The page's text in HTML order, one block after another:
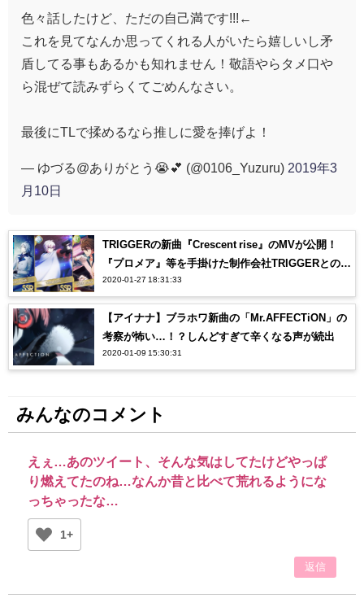
色々話したけど、ただの自己満です!!!←
これを見てなんか思ってくれる人がいたら嬉しいし矛
盾してる事もあるかも知れません！敬語やらタメ口や
ら混ぜて読みずらくてごめんなさい。
最後にТLで揉めるなら推しに愛を捧げよ！
— ゆづる@ありがとう😭💕 (@0106_Yuzuru) 2019年3
月10日
TRIGGERの新曲『Crescent rise』のMVが公開！
『プロメア』等を手掛けた制作会社TRIGGERとのコ
ラボにオタク感涙…【アイナナ】
2020-01-27 18:31:33
【アイナナ】ブラホワ新曲の「Mr.AFFECTiON」の
考察が怖い…！？しんどすぎて辛くなる声が続出
2020-01-09 15:30:31
みんなのコメント
えぇ…あのツイート、そんな気はしてたけどやっぱ
り燃えてたのね…なんか昔と比べて荒れるようにな
っちゃったな…
1+
返信